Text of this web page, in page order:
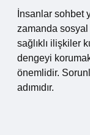
İnsanlar sohbet
zamanda
sağlıklı ilişkiler
dengeyi
önemlidir.
adımıdır.